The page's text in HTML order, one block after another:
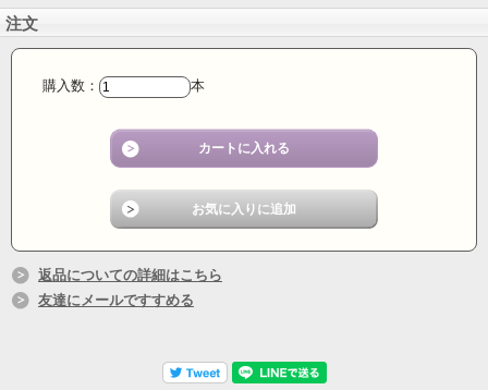
注文
購入数： 本
返品についての詳細はこちら
友達にメールですすめる